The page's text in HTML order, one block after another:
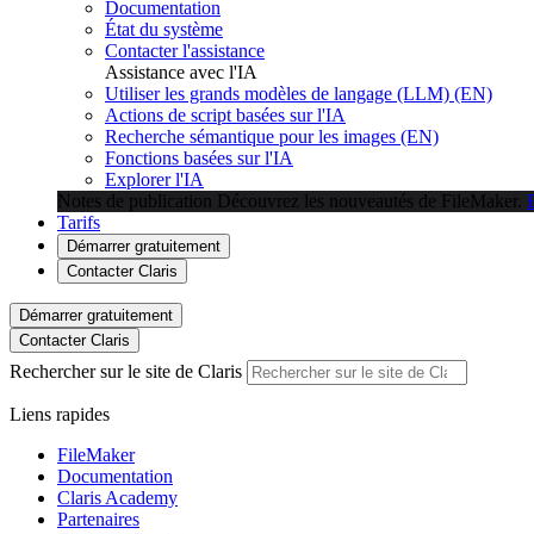
Documentation
État du système
Contacter l'assistance
Assistance avec l'IA
Utiliser les grands modèles de langage (LLM) (EN)
Actions de script basées sur l'IA
Recherche sémantique pour les images (EN)
Fonctions basées sur l'IA
Explorer l'IA
Notes de publication Découvrez les nouveautés de FileMaker.
Tarifs
Démarrer gratuitement
Contacter Claris
Démarrer gratuitement
Contacter Claris
Rechercher sur le site de Claris
Liens rapides
FileMaker
Documentation
Claris Academy
Partenaires